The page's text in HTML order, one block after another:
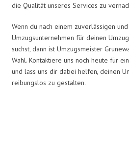
die Qualität unseres Services zu
Wenn du nach einem zuverlässigen
Umzugsunternehmen für deinen
suchst, dann ist Umzugsmeister
Wahl. Kontaktiere uns noch heute für
und lass uns dir dabei helfen, deinen
reibungslos zu gestalten.